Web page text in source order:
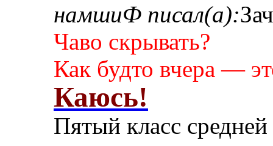
намшиФ писал(а):
Чаво скрывать?
Как будто вчера —
Каюсь!
Пятый класс